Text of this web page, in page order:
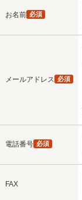
お名前 必須
メールアドレス 必須
電話番号 必須
FAX